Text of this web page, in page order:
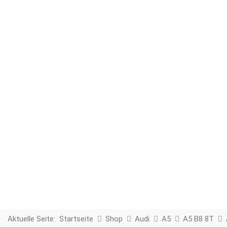
Aktuelle Seite: Startseite Shop Audi A5 A5 B8 8T